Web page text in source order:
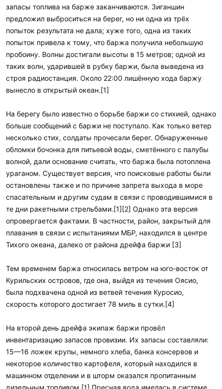
запасы топлива на барже заканчиваются. Зиганшин
предложил выброситься на берег, но ни одна из трёх
попыток результата не дала; хуже того, одна из таких
попыток привела к тому, что баржа получила небольшую
пробоину. Волны достигали высоты в 15 метров; одной из
таких волн, ударившей в рубку баржи, была выведена из
строя радиостанция. Около 22:00 лишённую хода баржу
вынесло в открытый океан.[1]
На берегу было известно о борьбе баржи со стихией, однако
больше сообщений с баржи не поступало. Как только ветер
несколько стих, солдаты прочесали берег. Обнаруженные
обломки бочонка для питьевой воды, сметённого с палубы
волной, дали основание считать, что баржа была потоплена
ураганом. Существует версия, что поисковые работы были
остановлены также и по причине запрета выхода в море
спасательным и другим судам в связи с проводившимися в
те дни ракетными стрельбами.[1][2] Однако эта версия
опровергается фактами. В частности, район, закрытый для
плавания в связи с испытаниями МБР, находился в центре
Тихого океана, далеко от района дрейфа баржи [3]
Тем временем баржа относилась ветром на юго-восток от
Курильских островов, где она, выйдя из течения Оясио,
была подхвачена одной из ветвей течения Куросио,
скорость которого достигает 78 миль в сутки.[4]
На второй день дрейфа экипаж баржи провёл
инвентаризацию запасов провизии. Их запасы составляли:
15—16 ложек крупы, немного хлеба, банка консервов и
некоторое количество картофеля, который находился в
машинном отделении и в шторм оказался пропитанным